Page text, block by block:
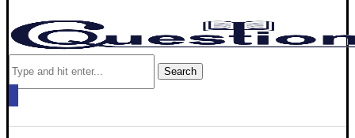
Search